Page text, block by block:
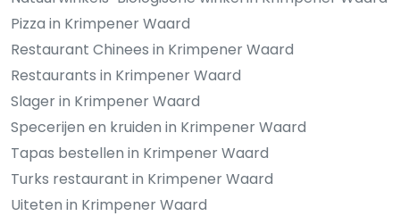
Pizza in Krimpener Waard
Restaurant Chinees in Krimpener Waard
Restaurants in Krimpener Waard
Slager in Krimpener Waard
Specerijen en kruiden in Krimpener Waard
Tapas bestellen in Krimpener Waard
Turks restaurant in Krimpener Waard
Uiteten in Krimpener Waard